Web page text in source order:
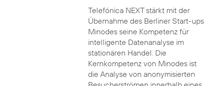
Telefónica NEXT stärkt mit der
Übernahme des Berliner Start-ups
Minodes seine Kompetenz für
intelligente Datenanalyse im
stationären Handel. Die
Kernkompetenz von Minodes ist
die Analyse von anonymisierten